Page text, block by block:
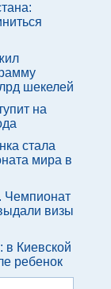
шекелей
на
стала
мира в
Чемпионат
визы
в Киевской
ребенок